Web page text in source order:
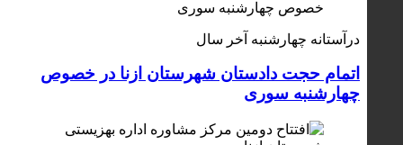
درآستانه چهارشنبه آخر سال
اتمام حجت دادستان شهرستان ازنا در خصوص
چهارشنبه ‌سوری